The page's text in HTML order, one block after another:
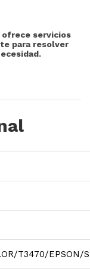
ofrece servicios
para resolver
T3470/EPSON/